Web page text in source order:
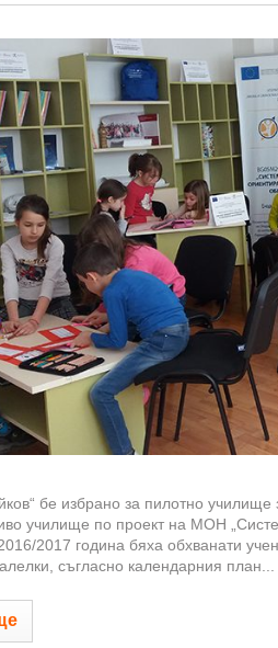
бе избрано за пилотно
училище по проект на МОН
2017 година бяха обхванати
съгласно календарния план...